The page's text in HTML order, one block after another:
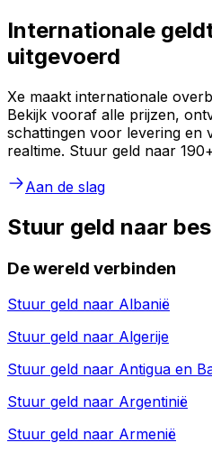
Internationale
uitgevoerd
Xe maakt internationale
Bekijk vooraf alle prijzen,
schattingen voor levering en
realtime. Stuur geld naar
Aan de slag
Stuur geld naar
De wereld verbinden
Stuur geld naar Albanië
Stuur geld naar Algerije
Stuur geld naar Antigua en
Stuur geld naar Argentinië
Stuur geld naar Armenië